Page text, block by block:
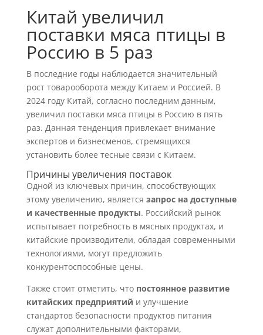
Китай увеличил
поставки мяса птицы в
Россию в 5 раз
В последние годы наблюдается значительный
рост товарооборота между Китаем и Россией. В
2024 году Китай, согласно последним данным,
увеличил поставки мяса птицы в Россию в пять
раз. Данная тенденция привлекает внимание
экспертов и бизнесменов, стремящихся
установить более тесные связи с Китаем.
Причины увеличения поставок
Одной из ключевых причин, способствующих
этому увеличению, является запрос на доступные
и качественные продукты. Российский рынок
испытывает потребность в мясных продуктах, и
китайские производители, обладая современными
технологиями, могут предложить
конкурентоспособные цены.
Также стоит отметить, что постоянное развитие
китайских предприятий и улучшение
стандартов безопасности продуктов питания
служат дополнительными факторами,